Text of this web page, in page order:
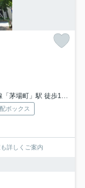
茅場町」駅 徒歩10分
ボックス
詳しくご案内